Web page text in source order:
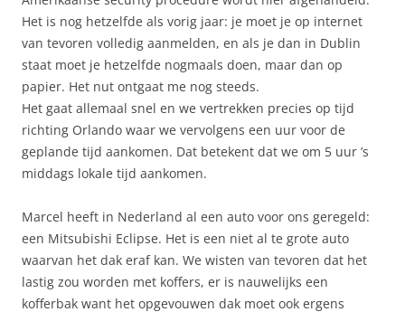
Het is nog hetzelfde als vorig jaar: je moet je op internet
van tevoren volledig aanmelden, en als je dan in Dublin
staat moet je hetzelfde nogmaals doen, maar dan op
papier. Het nut ontgaat me nog steeds.
Het gaat allemaal snel en we vertrekken precies op tijd
richting Orlando waar we vervolgens een uur voor de
geplande tijd aankomen. Dat betekent dat we om 5 uur ’s
middags lokale tijd aankomen.
Marcel heeft in Nederland al een auto voor ons geregeld:
een Mitsubishi Eclipse. Het is een niet al te grote auto
waarvan het dak eraf kan. We wisten van tevoren dat het
lastig zou worden met koffers, er is nauwelijks een
kofferbak want het opgevouwen dak moet ook ergens